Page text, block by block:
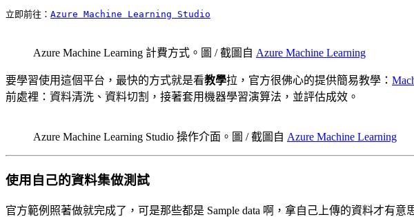
立即前往： Azure Machine Learning Studio
Azure Machine Learning 計費方式。圖 / 截圖自 Azure Machine Learning
要學習使用這個平台，最快的方式就是看教學拉，官方很佛心的提供簡易教學：
前處裡：資料清洗、資料切割，接著套用機器學習演算法，並評估成效。
Azure Machine Learning Studio 操作介面。圖 / 截圖自 Azure Machine Learning
使用自己的資料集做測試
官方範例照著做就完成了，可是那些都是 Sample data 啊，拿自己上傳的資料才有意